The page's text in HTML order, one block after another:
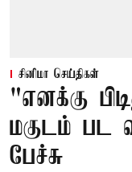
சினிமா செய்திகள்
"எனக்கு
மகுடம் பட
பேச்சு